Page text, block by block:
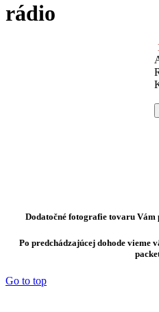
rádio
Dodatočné fotografie tovaru Vám
Po predchádzajúcej dohode vieme
Go to top